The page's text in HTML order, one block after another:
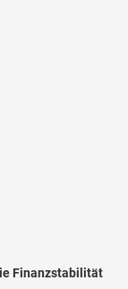
Finanzstabilität